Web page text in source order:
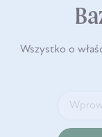
Wszystko o